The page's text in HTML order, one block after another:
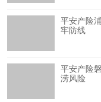
平安产险
牢防线
平安产险
涝风险